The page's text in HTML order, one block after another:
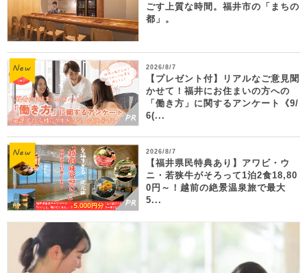
ごす上質な時間。福井市の「まちの
都」。
2026/8/7
【プレゼント付】リアルなご意見聞
かせて！福井にお住まいの方への
「働き方」に関するアンケート《9/
6(...
2026/8/7
【福井県民特典あり】アワビ・ウ
ニ・若狭牛がそろって1泊2食18,80
0円～！越前の絶景温泉旅で最大
5...